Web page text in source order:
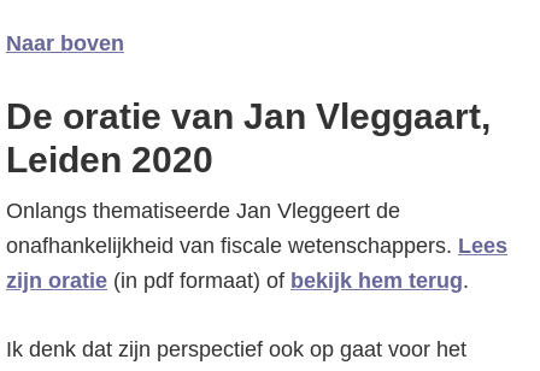
Naar boven
De oratie van Jan Vleggaart,
Leiden 2020
Onlangs thematiseerde Jan Vleggeert de
onafhankelijkheid van fiscale wetenschappers. Lees
zijn oratie (in pdf formaat) of bekijk hem terug.
Ik denk dat zijn perspectief ook op gaat voor het